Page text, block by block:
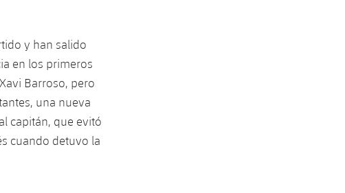
y han salido
en los primeros
Barroso, pero
una nueva
capitán, que evitó
cuando detuvo la